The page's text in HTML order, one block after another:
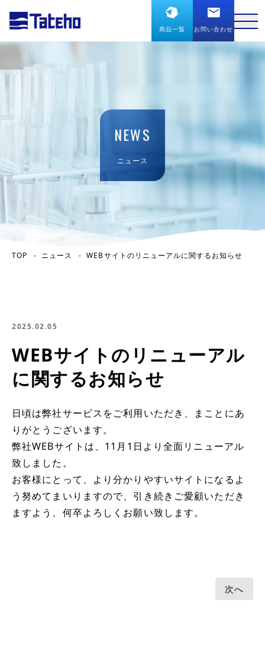
商品一覧 お問い合わせ
NEWS
ニュース
TOP ニュース WEBサイトのリニューアルに関するお知らせ
2025.02.05
WEBサイトのリニューアル
に関するお知らせ
日頃は弊社サービスをご利用いただき、まことにあ
りがとうございます。
弊社WEBサイトは、11月1日より全面リニューアル
致しました。
お客様にとって、より分かりやすいサイトになるよ
う努めてまいりますので、引き続きご愛顧いただき
ますよう、何卒よろしくお願い致します。
次へ